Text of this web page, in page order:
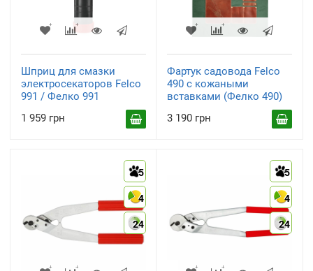
Шприц для смазки
электросекаторов Felco
991 / Фелко 991
1 959 грн
Фартук садовода Felco
490 с кожаными
вставками (Фелко 490)
3 190 грн
5
4
24
5
4
24